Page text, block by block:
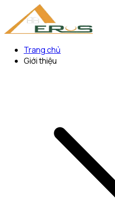
Trang chủ
Giới thiệu